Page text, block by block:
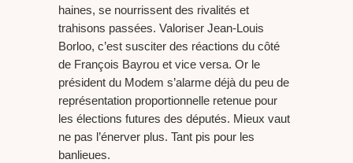
haines, se nourrissent des rivalités et
trahisons passées. Valoriser Jean-Louis
Borloo, c’est susciter des réactions du côté
de François Bayrou et vice versa. Or le
président du Modem s’alarme déjà du peu de
représentation proportionnelle retenue pour
les élections futures des députés. Mieux vaut
ne pas l’énerver plus. Tant pis pour les
banlieues.